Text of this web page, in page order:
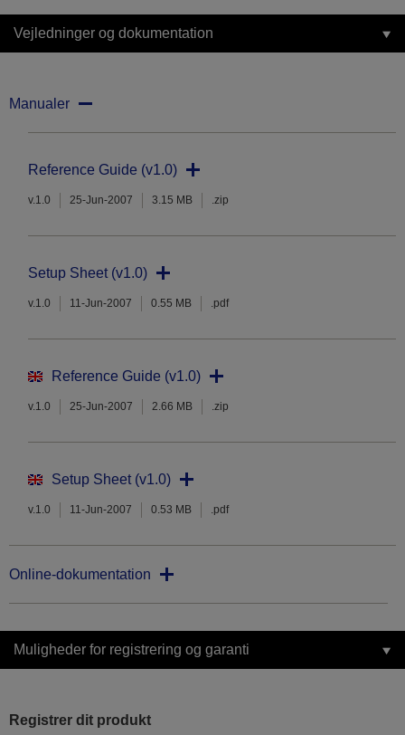
Vejledninger og dokumentation
Manualer
Reference Guide (v1.0)
v.1.0 25-Jun-2007 3.15 MB .zip
Setup Sheet (v1.0)
v.1.0 11-Jun-2007 0.55 MB .pdf
Reference Guide (v1.0)
v.1.0 25-Jun-2007 2.66 MB .zip
Setup Sheet (v1.0)
v.1.0 11-Jun-2007 0.53 MB .pdf
Online-dokumentation
Muligheder for registrering og garanti
Registrer dit produkt